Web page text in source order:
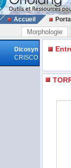
Accueil
Morphologie
Dicosyn
CRISCO